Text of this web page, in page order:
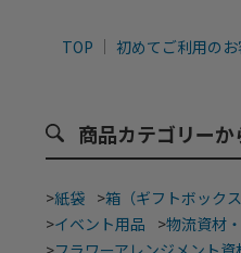
TOP 初めてご利用の
商品カテゴリーか
>紙袋 >箱（ギフトボックス
>イベント用品 >物流資材